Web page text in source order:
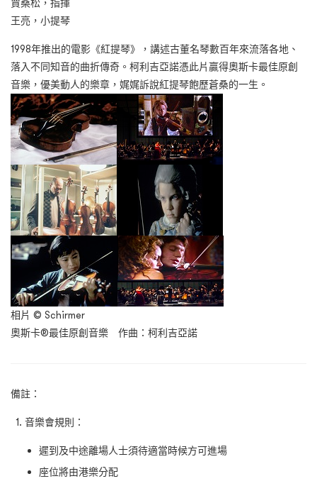
賈桑松，指揮
王亮，小提琴
1998年推出的電影《紅提琴》，講述古董名琴數百年來流落各地、
落入不同知音的曲折傳奇。柯利吉亞諾憑此片贏得奧斯卡最佳原創
音樂，優美動人的樂章，娓娓訴說紅提琴飽歷蒼桑的一生。
相片 © Schirmer
奧斯卡®最佳原創音樂 作曲：柯利吉亞諾
備註：
音樂會規則：
遲到及中途離場人士須待適當時候方可進場
座位將由港樂分配